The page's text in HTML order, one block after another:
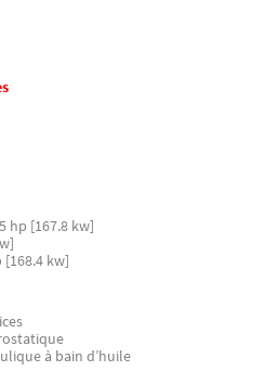
hp [167.8 kw]
[168.4 kw]
à bain d’huile